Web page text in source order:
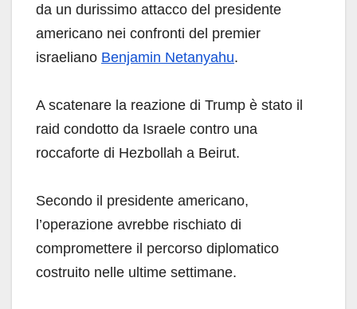
da un durissimo attacco del presidente
americano nei confronti del premier
israeliano Benjamin Netanyahu.
A scatenare la reazione di Trump è stato il
raid condotto da Israele contro una
roccaforte di Hezbollah a Beirut.
Secondo il presidente americano,
l’operazione avrebbe rischiato di
compromettere il percorso diplomatico
costruito nelle ultime settimane.